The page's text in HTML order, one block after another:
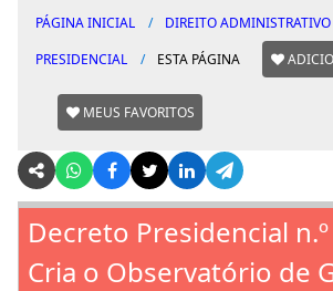
PÁGINA INICIAL DIREITO ADMINISTRATIVO
PRESIDENCIAL
ESTA PÁGINA
MEUS FAVORITOS
Decreto Presidencial
Cria o Observatório de